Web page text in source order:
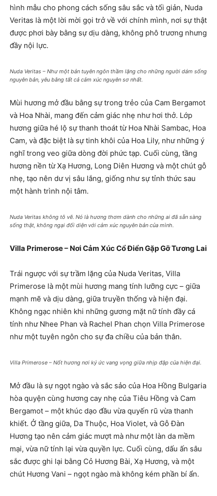
hình mẫu cho phong cách sống sâu sắc và tối giản, Nuda
Veritas là một lời mời gọi trở về với chính mình, nơi sự thật
được phơi bày bằng sự dịu dàng, không phô trương nhưng
đầy nội lực.
Nuda Veritas – Như một bản tuyên ngôn thầm lặng cho những người dám sống
nguyên bản, yêu bằng tất cả cảm xúc nguyên sơ nhất.
Mùi hương mở đầu bằng sự trong trẻo của Cam Bergamot
và Hoa Nhài, mang đến cảm giác nhẹ như hơi thở. Lớp
hương giữa hé lộ sự thanh thoát từ Hoa Nhài Sambac, Hoa
Cam, và đặc biệt là sự tinh khôi của Hoa Lily, như những ý
nghĩ trong veo giữa dòng đời phức tạp. Cuối cùng, tầng
hương nền từ Xạ Hương, Long Diên Hương và một chút gỗ
nhẹ, tạo nên dư vị sâu lắng, giống như sự tỉnh thức sau
một hành trình nội tâm.
Nuda Veritas không tô vẽ. Nó là hương thơm dành cho những ai đã sẵn sàng
sống thật, không ngại đối diện với cảm xúc nguyên bản của mình.
Villa Primerose – Nơi Cảm Xúc Cổ Điển Gặp Gỡ Tương Lai
Trái ngược với sự trầm lặng của Nuda Veritas, Villa
Primerose là một mùi hương mang tính lưỡng cực – giữa
mạnh mẽ và dịu dàng, giữa truyền thống và hiện đại.
Không ngạc nhiên khi những gương mặt nữ tính đầy cá
tính như Nhee Phan và Rachel Phan chọn Villa Primerose
như một tuyên ngôn cho sự đa chiều của bản thân.
Villa Primerose – Nốt hương nơi ký ức vang vọng giữa nhịp đập của hiện đại.
Mở đầu là sự ngọt ngào và sắc sảo của Hoa Hồng Bulgaria
hòa quyện cùng hương cay nhẹ của Tiêu Hồng và Cam
Bergamot – một khúc dạo đầu vừa quyến rũ vừa thanh
khiết. Ở tầng giữa, Da Thuộc, Hoa Violet, và Gỗ Đàn
Hương tạo nên cảm giác mượt mà như một làn da mềm
mại, vừa nữ tính lại vừa quyền lực. Cuối cùng, dấu ấn sâu
sắc được ghi lại bằng Cỏ Hương Bài, Xạ Hương, và một
chút Hương Vani – ngọt ngào mà không kém phần bí ẩn.